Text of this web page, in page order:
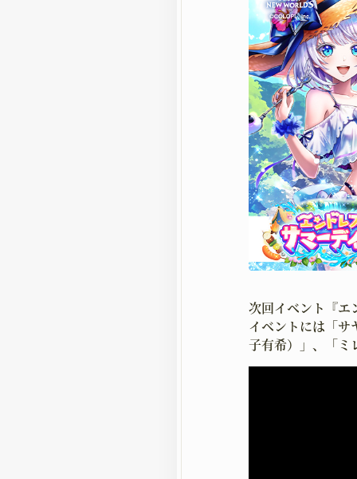
次回イベント『エ
イベントには「サ
子有希）」、「ミ